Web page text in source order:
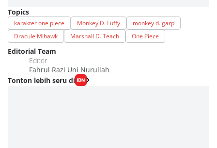
Topics
karakter one piece Monkey D. Luffy
monkey d. garp
Dracule Mihawk
Marshall D. Teach One Piece
Editorial Team
Editor
Fahrul Razi Uni Nurullah
Tonton lebih seru di